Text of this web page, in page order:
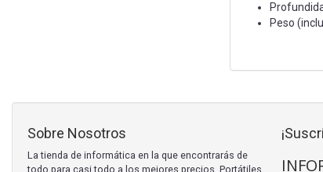
Peso
Sobre Nosotros
La tienda de informática en la que encontrarás de
todo para casi todo a los mejores precios. Portátiles